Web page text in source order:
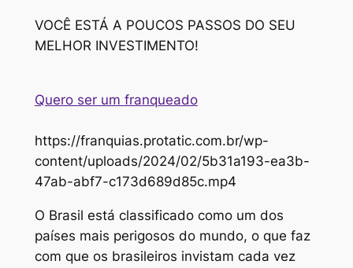
VOCÊ ESTÁ A POUCOS PASSOS DO SEU
MELHOR INVESTIMENTO!
Quero ser um franqueado
https://franquias.protatic.com.br/wp-
content/uploads/2024/02/5b31a193-ea3b-
47ab-abf7-c173d689d85c.mp4
O Brasil está classificado como um dos
países mais perigosos do mundo, o que faz
com que os brasileiros invistam cada vez